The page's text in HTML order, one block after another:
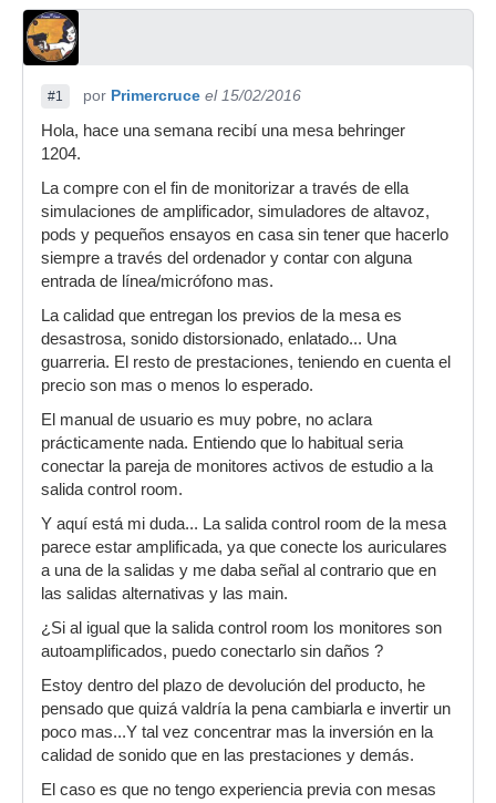
#1 por Primercruce el 15/02/2016
Hola, hace una semana recibí una mesa behringer
1204.
La compre con el fin de monitorizar a través de ella
simulaciones de amplificador, simuladores de altavoz,
pods y pequeños ensayos en casa sin tener que hacerlo
siempre a través del ordenador y contar con alguna
entrada de línea/micrófono mas.
La calidad que entregan los previos de la mesa es
desastrosa, sonido distorsionado, enlatado... Una
guarreria. El resto de prestaciones, teniendo en cuenta el
precio son mas o menos lo esperado.
El manual de usuario es muy pobre, no aclara
prácticamente nada. Entiendo que lo habitual seria
conectar la pareja de monitores activos de estudio a la
salida control room.
Y aquí está mi duda... La salida control room de la mesa
parece estar amplificada, ya que conecte los auriculares
a una de la salidas y me daba señal al contrario que en
las salidas alternativas y las main.
¿Si al igual que la salida control room los monitores son
autoamplificados, puedo conectarlo sin daños ?
Estoy dentro del plazo de devolución del producto, he
pensado que quizá valdría la pena cambiarla e invertir un
poco mas...Y tal vez concentrar mas la inversión en la
calidad de sonido que en las prestaciones y demás.
El caso es que no tengo experiencia previa con mesas